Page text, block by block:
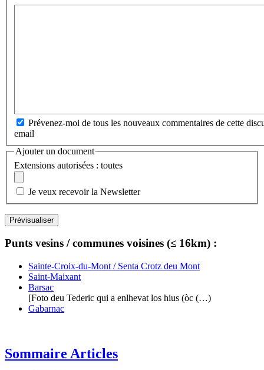
Prévenez-moi de tous les nouveaux commentaires de cette
email
Ajouter un document
Extensions autorisées : toutes
Je veux recevoir la Newsletter
Punts vesins / communes voisines (≤ 16km) :
Sainte-Croix-du-Mont / Senta Crotz deu Mont
Saint-Maixant
Barsac
[Foto deu Tederic qui a enlhevat los hius (òc (…)
Gabarnac
Sommaire Articles